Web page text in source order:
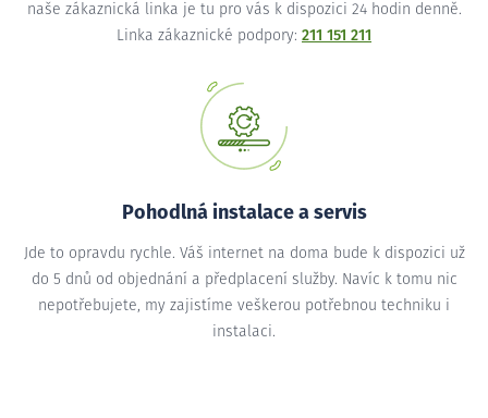
naše zákaznická linka je tu pro vás k dispozici 24 hodin denně.
Linka zákaznické podpory: 211 151 211
Pohodlná instalace a servis
Jde to opravdu rychle. Váš internet na doma bude k dispozici už
do 5 dnů od objednání a předplacení služby. Navíc k tomu nic
nepotřebujete, my zajistíme veškerou potřebnou techniku i
instalaci.